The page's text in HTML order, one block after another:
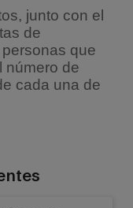
junto con el
de
que
número de
cada una de